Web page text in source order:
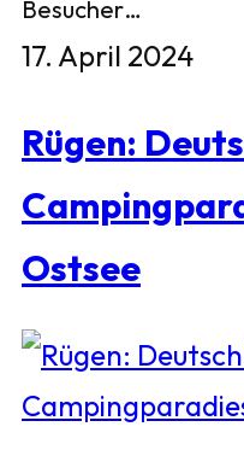
Besucher…
17. April 2024
Rügen:
Ostsee